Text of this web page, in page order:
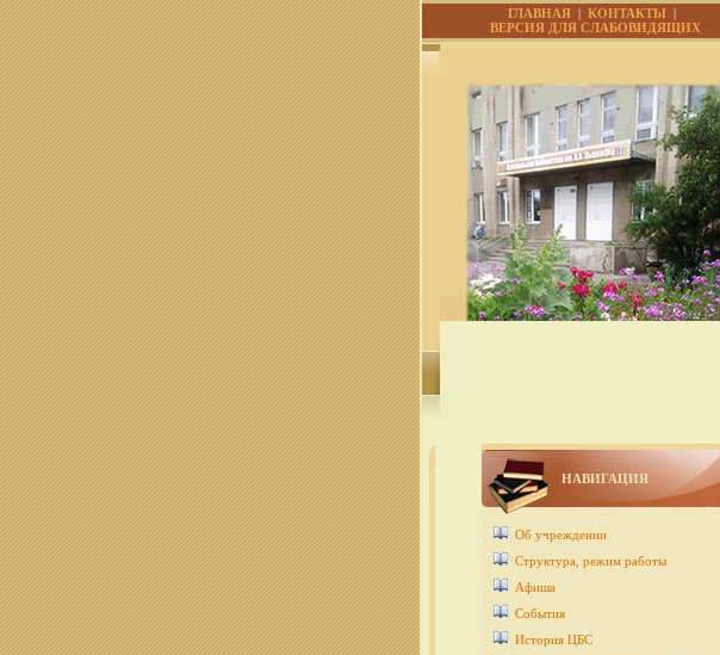
ГЛАВНАЯ| КОНТАКТЫ |
ВЕРСИЯ ДЛЯ СЛАБОВИДЯЩИХ
НАВИГАЦИЯ
Об учреждении
Структура, режим работы
Афиша
События
История ЦБС